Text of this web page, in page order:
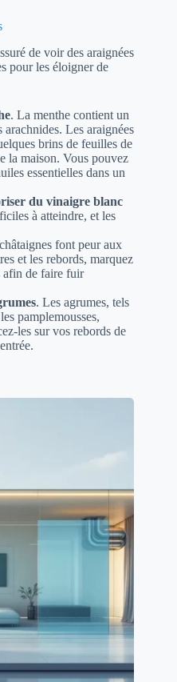
de voir des araignées
pour les éloigner de
. La menthe contient un
Les araignées
brins de feuilles de
la maison. Vous pouvez
essentielles dans un
du vinaigre blanc
à atteindre, et les
font peur aux
et les rebords, marquez
afin de faire fuir
. Les agrumes, tels
pamplemousses,
les sur vos rebords de